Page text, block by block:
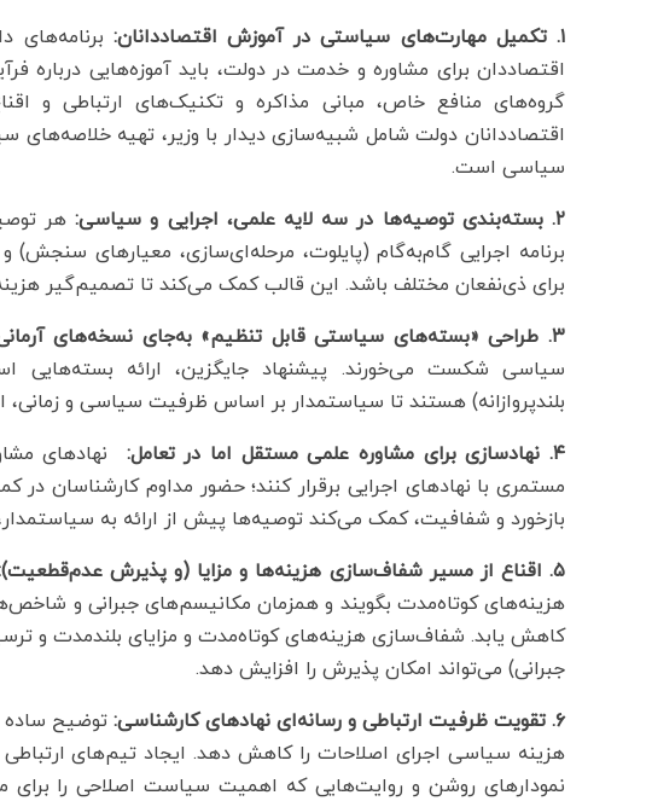
۱. تکمیل مهارت‌های سیاستی در آموزش اقتصاددانان:
برنامه‌های
اقتصاددان برای مشاوره و خدمت در دولت، باید آموزه‌هایی
گروه‌های منافع خاص، مبانی مذاکره و تکنیک‌های ارتباطی و
سیاسی است.
۲. بسته‌بندی توصیه‌ها در سه لایه علمی، اجرایی و سیاسی:
هر
برنامه اجرایی گام‌به‌گام (پایلوت، مرحله‌ای‌سازی، معیارهای
برای ذی‌نفعان مختلف باشد. این قالب کمک می‌کند تا تصمیم‌گیر
۳. طراحی «بسته‌های سیاستی قابل تنظیم» به‌جای نسخه‌های آرمانی:
سیاسی شکست می‌خورند. پیشنهاد جایگزین، ارائه بسته‌هایی
بلندپروازانه) هستند تا سیاستمدار بر اساس ظرفیت سیاسی و
۴. نهادسازی برای مشاوره علمی مستقل اما در تعامل:
نهادهای
مستمری با نهادهای اجرایی برقرار کنند؛ حضور مداوم کارشناسان
بازخورد و شفافیت، کمک می‌کند توصیه‌ها پیش از ارائه به
۵. اقناع از مسیر شفاف‌سازی هزینه‌ها و مزایا (و پذیرش عدم‌قطعیت):
هزینه‌های کوتاه‌مدت بگویند و همزمان مکانیسم‌های جبرانی و
کاهش یابد. شفاف‌سازی هزینه‌های کوتاه‌مدت و مزایای بلندمدت و
جبرانی) می‌تواند امکان‌ پذیرش را افزایش دهد.
۶. تقویت ظرفیت ارتباطی و رسانه‌ای نهادهای کارشناسی:
توضیح ساده
هزینه سیاسی اجرای اصلاحات را کاهش دهد. ایجاد تیم‌های ارتباطی
نمودارهای روشن و روایت‌هایی که اهمیت سیاست اصلاحی را برای